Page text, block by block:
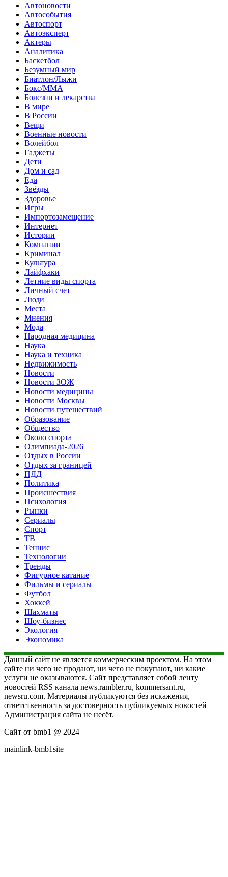
Автоновости
Автособытия
Автоспорт
Автоэксперт
Актеры
Аналитика
Баскетбол
Безумный мир
Биатлон/Лыжи
Бокс/MMA
Болезни и лекарства
В мире
В России
Вещи
Военные новости
Волейбол
Гаджеты
Дети
Дом и сад
Еда
Звёзды
Здоровье
Игры
Импортозамещение
Интернет
Истории
Компании
Криминал
Культура
Лайфхаки
Летние виды спорта
Личный счет
Люди
Места
Мнения
Мода
Народная медицина
Наука
Наука и техника
Недвижимость
Новости
Новости ЗОЖ
Новости медицины
Новости Москвы
Новости путешествий
Образование
Общество
Около спорта
Олимпиада-2026
Отдых в России
Отдых за границей
ПДД
Политика
Происшествия
Психология
Рынки
Сериалы
Спорт
ТВ
Теннис
Технологии
Тренды
Фигурное катание
Фильмы и сериалы
Футбол
Хоккей
Шахматы
Шоу-бизнес
Экология
Экономика
Данный сайт не является коммерческим проектом. На этом
сайте ни чего не продают, ни чего не покупают, ни какие
услуги не оказываются. Сайт представляет собой ленту
новостей RSS канала news.rambler.ru, kommersant.ru,
newsru.com. Материалы публикуются без искажения,
ответственность за достоверность публикуемых новостей
Администрация сайта не несёт.
Сайт от bmb1 @ 2024
mainlink-bmb1site